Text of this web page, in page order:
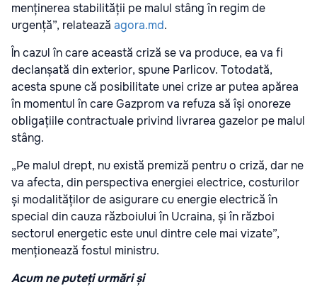
menținerea stabilității pe malul stâng în regim de
urgență”, relatează agora.md.
În cazul în care această criză se va produce, ea va fi
declanșată din exterior, spune Parlicov. Totodată,
acesta spune că posibilitate unei crize ar putea apărea
în momentul în care Gazprom va refuza să își onoreze
obligațiile contractuale privind livrarea gazelor pe malul
stâng.
„Pe malul drept, nu există premiză pentru o criză, dar ne
va afecta, din perspectiva energiei electrice, costurilor
și modalităților de asigurare cu energie electrică în
special din cauza războiului în Ucraina, și în război
sectorul energetic este unul dintre cele mai vizate”,
menționează fostul ministru.
Acum ne puteți urmări și